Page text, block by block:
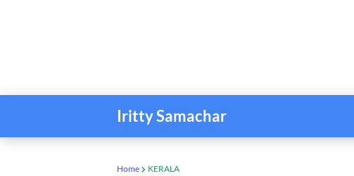
Iritty Samachar
Home KERALA